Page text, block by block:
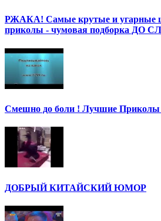
РЖАКА! Самые крутые и угарные
приколы - чумовая подборка ДО
Смешно до боли ! Лучшие
ДОБРЫЙ КИТАЙСКИЙ ЮМОР